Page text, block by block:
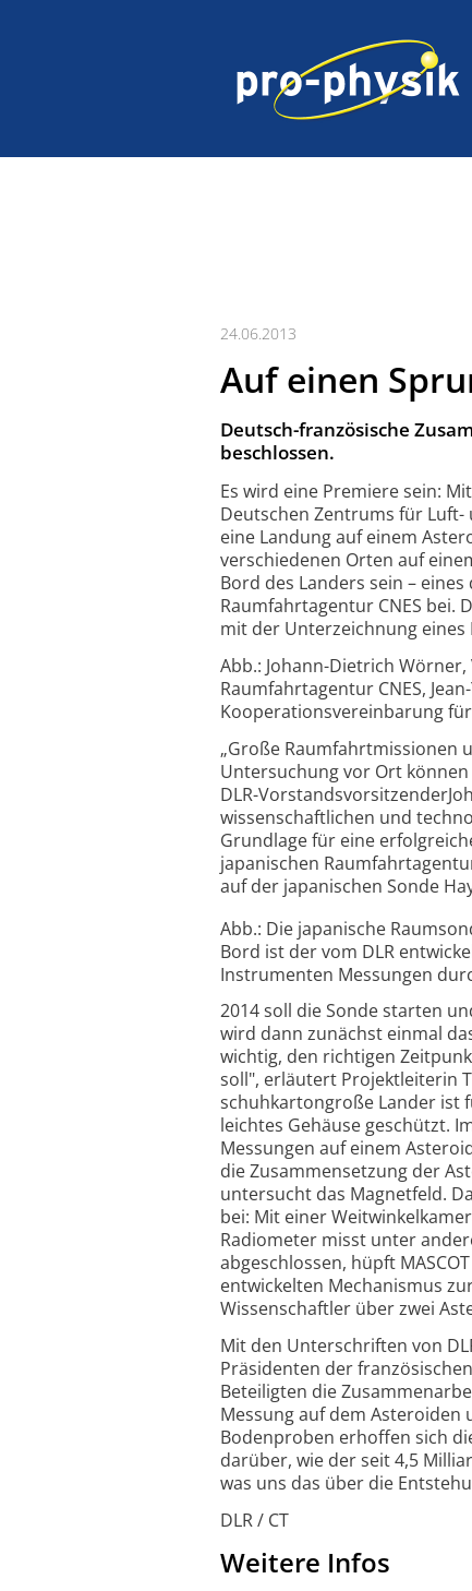
24.06.2013
Auf einen
Deutsch-französische
beschlossen.
Es wird eine Premiere sein:
Deutschen Zentrums für Luft-
eine Landung auf einem
verschiedenen Orten auf
Bord des Landers sein –
Raumfahrtagentur CNES bei.
mit der Unterzeichnung
Abb.: Johann-Dietrich
Raumfahrtagentur CNES,
Kooperationsvereinbarung für
„Große Raumfahrtmissionen
Untersuchung vor Ort
DLR-
wissenschaftlichen und
Grundlage für eine
japanischen
auf der japanischen Sonde
Abb.: Die japanische
Bord ist der vom DLR
Instrumenten Messungen
2014 soll die Sonde starten
wird dann zunächst einmal
wichtig, den richtigen
soll", erläutert Projektleiterin
schuhkartongroße Lander ist
leichtes Gehäuse geschützt.
Messungen auf einem
die Zusammensetzung der
untersucht das Magnetfeld.
bei: Mit einer
Radiometer misst unter
abgeschlossen, hüpft
entwickelten Mechanismus
Wissenschaftler über zwei
Mit den Unterschriften von
Präsidenten der
Beteiligten die
Messung auf dem
Bodenproben erhoffen sich
darüber, wie der seit 4,5
was uns das über die
DLR / CT
Weitere Infos